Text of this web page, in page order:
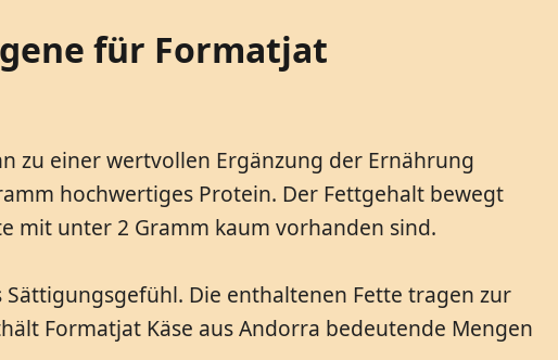
für Formatjat
zu einer wertvollen Ergänzung der Ernährung
hochwertiges Protein. Der Fettgehalt bewegt
mit unter 2 Gramm kaum vorhanden sind.
Die enthaltenen Fette tragen zur
Formatjat Käse aus Andorra bedeutende Mengen